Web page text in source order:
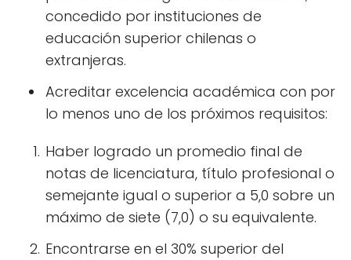
concedido por instituciones de
educación superior chilenas o
extranjeras.
Acreditar excelencia académica con por
lo menos uno de los próximos requisitos:
Haber logrado un promedio final de
notas de licenciatura, título profesional o
semejante igual o superior a 5,0 sobre un
máximo de siete (7,0) o su equivalente.
Encontrarse en el 30% superior del